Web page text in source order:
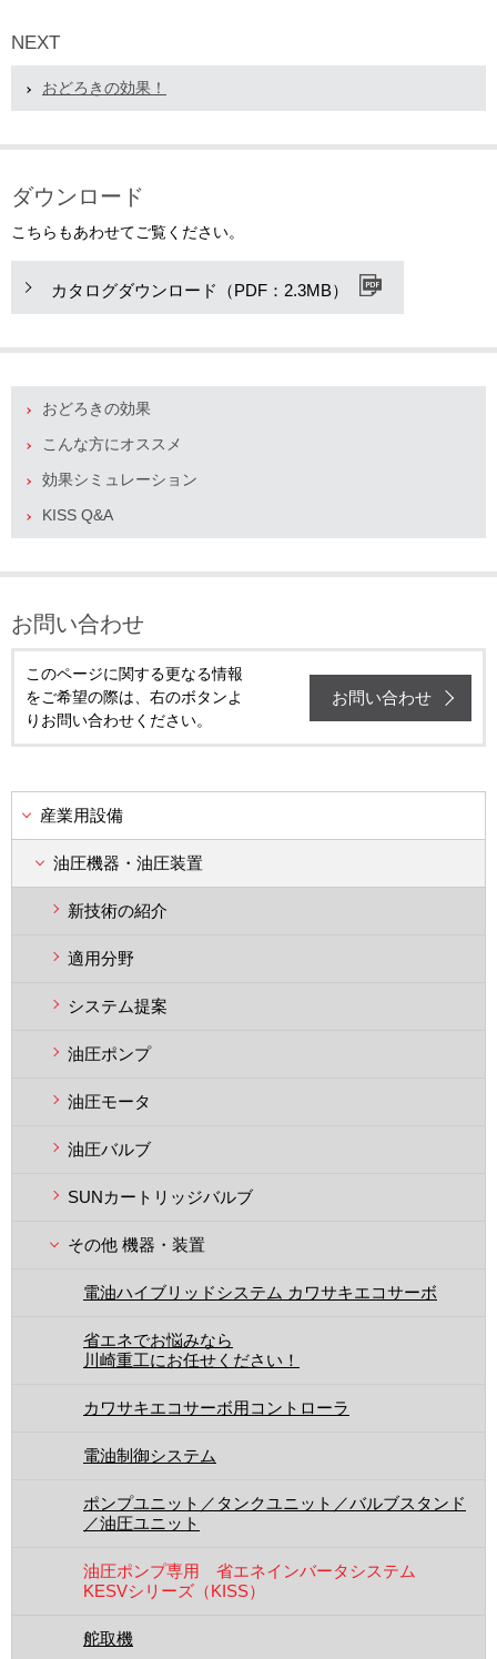
NEXT
おどろきの効果！
ダウンロード
こちらもあわせてご覧ください。
カタログダウンロード（PDF：2.3MB）
おどろきの効果
こんな方にオススメ
効果シミュレーション
KISS Q&A
お問い合わせ
このページに関する更なる情報
をご希望の際は、右のボタンよ
りお問い合わせください。
お問い合わせ
産業用設備
油圧機器・油圧装置
新技術の紹介
適用分野
システム提案
油圧ポンプ
油圧モータ
油圧バルブ
SUNカートリッジバルブ
その他 機器・装置
電油ハイブリッドシステム カワサキエコサーボ
省エネでお悩みなら
川崎重工にお任せください！
カワサキエコサーボ用コントローラ
電油制御システム
ポンプユニット／タンクユニット／バルブスタンド
／油圧ユニット
油圧ポンプ専用 省エネインバータシステム
KESVシリーズ（KISS）
舵取機